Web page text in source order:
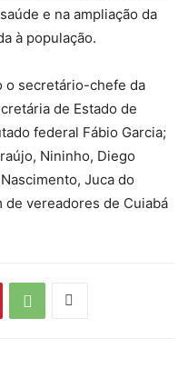
e na ampliação da
à população.
o secretário-chefe da
de Estado de
federal Fábio Garcia;
Nininho, Diego
Juca do
de vereadores de Cuiabá